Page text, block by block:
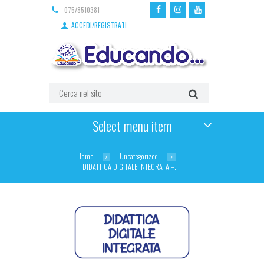
075/8510381
ACCEDI/REGISTRATI
Select menu item
Home
Uncategorized
DIDATTICA DIGITALE INTEGRATA –...